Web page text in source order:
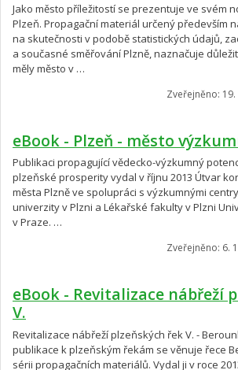
Jako město příležitostí se prezentuje ve svém
Plzeň. Propagační materiál určený především
na skutečnosti v podobě statistických údajů,
a současné směřování Plzně, naznačuje
měly město v …
Zveřejněno: 19.
eBook - Plzeň - město
Publikaci propagující vědecko-výzkumný
plzeňské prosperity vydal v říjnu 2013 Útvar
města Plzně ve spolupráci s výzkumnými
univerzity v Plzni a Lékařské fakulty v Plzni
v Praze. …
Zveřejněno: 6.
eBook - Revitalizace nábřeží
V.
Revitalizace nábřeží plzeňských řek V. -
publikace k plzeňským řekám se věnuje řece
sérii propagačních materiálů. Vydal ji v roce